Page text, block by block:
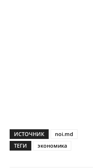
ИСТОЧНИК
noi.md
ТЕГИ
экономика